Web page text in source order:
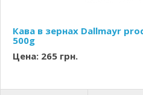
Кава в зернах Dallmayr
500g
Цена: 265 грн.